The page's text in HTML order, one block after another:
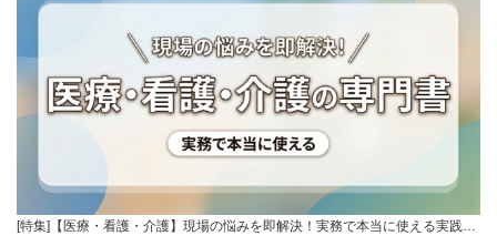
[特集]【医療・看護・介護】現場の悩みを即解決！実務で本当に使える実践…